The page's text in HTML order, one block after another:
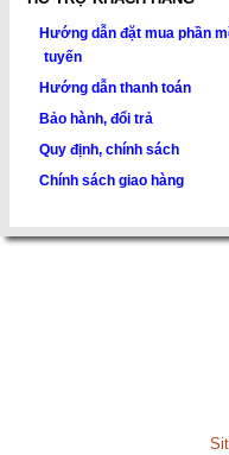
Hướng dẫn đặt mua phần
tuyến
Hướng dẫn thanh toán
Bảo hành, đổi trả
Quy định, chính sách
Chính sách giao hàng